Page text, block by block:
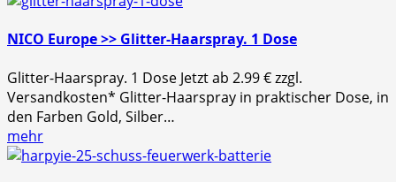
NICO Europe >> Glitter-Haarspray. 1 Dose
Glitter-Haarspray. 1 Dose Jetzt ab 2.99 € zzgl.
Versandkosten* Glitter-Haarspray in praktischer Dose, in
den Farben Gold, Silber…
mehr